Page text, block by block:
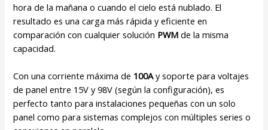
hora de la mañana o cuando el cielo está nublado. El
resultado es una carga más rápida y eficiente en
comparación con cualquier solución PWM de la misma
capacidad.
Con una corriente máxima de 100Ay soporte para voltajes
de panel entre 15V y 98V (según la configuración), es
perfecto tanto para instalaciones pequeñas con un solo
panel como para sistemas complejos con múltiples series o